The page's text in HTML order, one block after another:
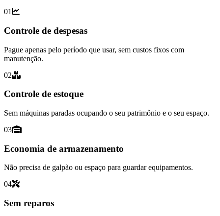
01
Controle de despesas
Pague apenas pelo período que usar, sem custos fixos com
manutenção.
02
Controle de estoque
Sem máquinas paradas ocupando o seu patrimônio e o seu espaço.
03
Economia de armazenamento
Não precisa de galpão ou espaço para guardar equipamentos.
04
Sem reparos